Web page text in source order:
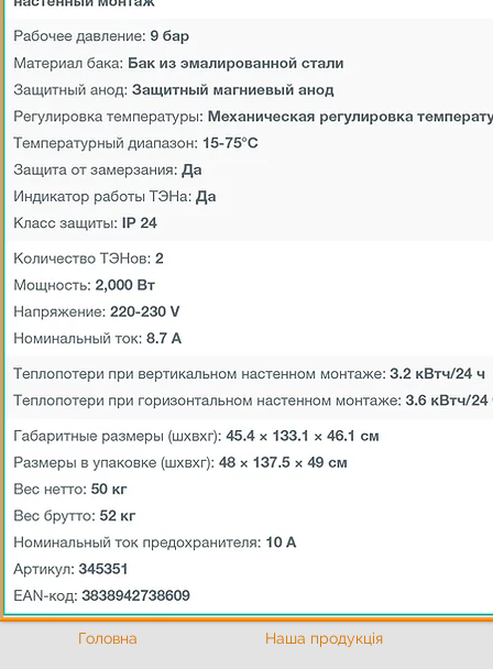
Офіційний представник Калде Офіційний
Головна Наша продукція